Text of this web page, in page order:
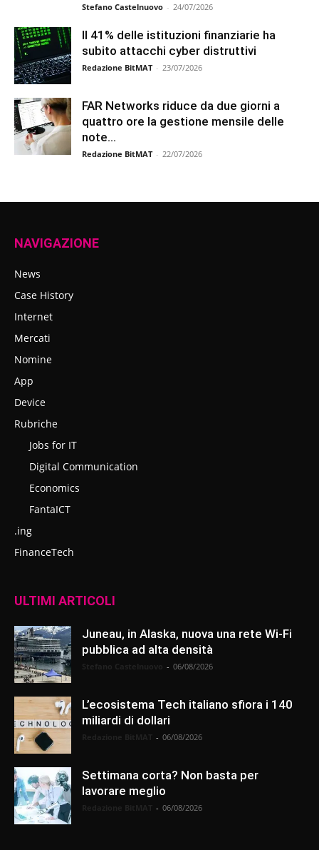
Stefano Castelnuovo - 24/07/2026
Il 41% delle istituzioni finanziarie ha
subito attacchi cyber distruttivi
Redazione BitMAT - 23/07/2026
FAR Networks riduce da due giorni a
quattro ore la gestione mensile delle
note...
Redazione BitMAT - 22/07/2026
NAVIGAZIONE
News
Case History
Internet
Mercati
Nomine
App
Device
Rubriche
Jobs for IT
Digital Communication
Economics
FantaICT
.ing
FinanceTech
ULTIMI ARTICOLI
Juneau, in Alaska, nuova una rete Wi-Fi
pubblica ad alta densità
- 06/08/2026
L’ecosistema Tech italiano sfiora i 140
miliardi di dollari
- 06/08/2026
Settimana corta? Non basta per
lavorare meglio
- 06/08/2026